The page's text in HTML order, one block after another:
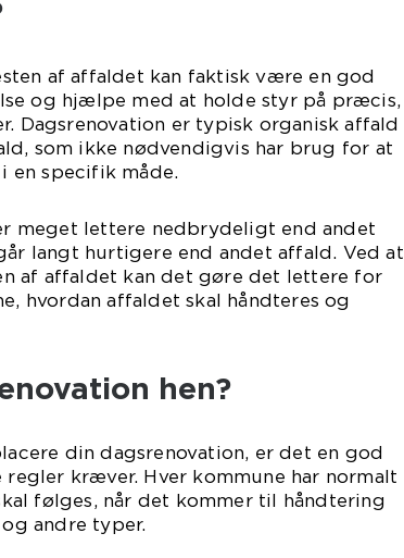
af affaldet kan faktisk være en god
og hjælpe med at holde styr på præcis,
Dagsrenovation er typisk organisk affald
som ikke nødvendigvis har brug for at
en specifik måde.
meget lettere nedbrydeligt end andet
langt hurtigere end andet affald. Ved at
af affaldet kan det gøre det lettere for
hvordan affaldet skal håndteres og
hen?
din dagsrenovation, er det en god
kræver. Hver kommune har normalt
følges, når det kommer til håndtering
andre typer.